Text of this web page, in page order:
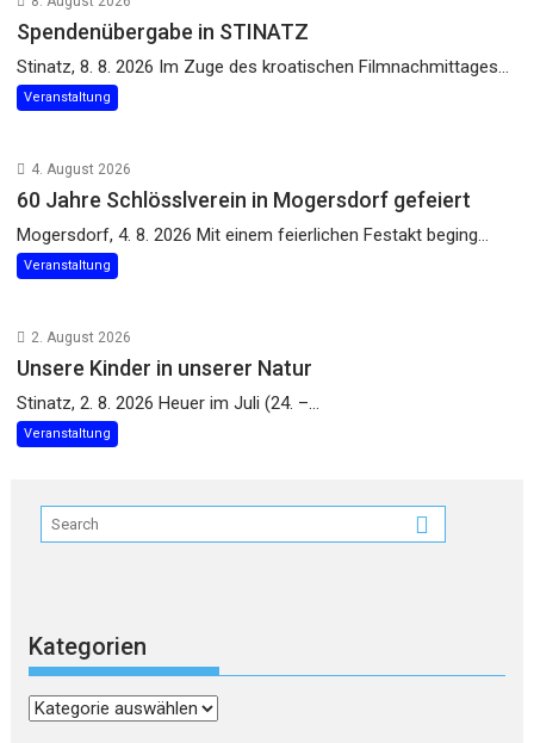
Spendenübergabe in STINATZ
Stinatz, 8. 8. 2026 Im Zuge des kroatischen Filmnachmittages...
Veranstaltung
4. August 2026
60 Jahre Schlösslverein in Mogersdorf gefeiert
Mogersdorf, 4. 8. 2026 Mit einem feierlichen Festakt beging...
Veranstaltung
2. August 2026
Unsere Kinder in unserer Natur
Stinatz, 2. 8. 2026 Heuer im Juli (24. –...
Veranstaltung
Kategorien
Kategorien